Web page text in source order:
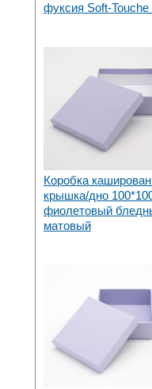
фуксия Soft-Touche
Коробка
крышка/дно
фиолетовый
матовый